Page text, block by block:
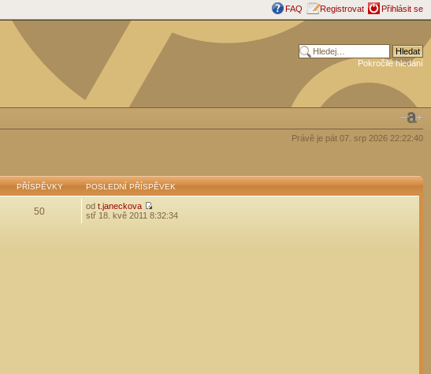
FAQ Registrovat Přihlásit se
Pokročilé hledání
Právě je pát 07. srp 2026 22:22:40
PŘÍSPĚVKY POSLEDNÍ PŘÍSPĚVEK
50 od t.janeckova
stř 18. kvě 2011 8:32:34